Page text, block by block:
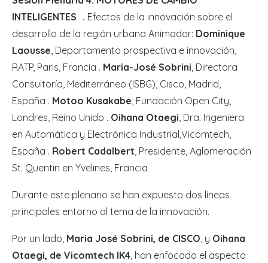
INTELIGENTES . Efectos de la innovación sobre el
desarrollo de la región urbana Animador: Dominique
Laousse , Departamento prospectiva e innovación,
RATP, Paris, Francia . Maria-José Sobrini , Directora
Consultoría, Mediterráneo (ISBG), Cisco, Madrid,
España . Motoo Kusakabe , Fundación Open City,
Londres, Reino Unido . Oihana Otaegi , Dra. Ingeniera
en Automática y Electrónica Industrial,Vicomtech,
España . Robert Cadalbert , Presidente, Aglomeración
St. Quentin en Yvelines, Francia
Durante este plenario se han expuesto dos líneas
principales entorno al tema de la innovación.
Por un lado, Maria José Sobrini, de CISCO , y Oihana
Otaegi, de Vicomtech IK4 , han enfocado el aspecto